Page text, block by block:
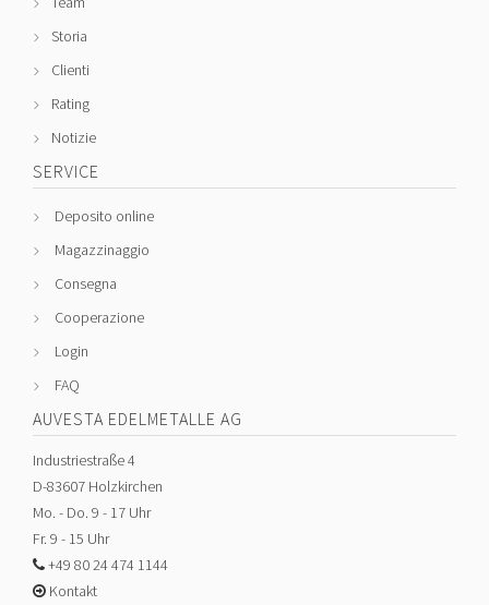
Storia
Clienti
Rating
Notizie
SERVICE
Deposito online
Magazzinaggio
Consegna
Cooperazione
Login
FAQ
AUVESTA EDELMETALLE AG
Industriestraße 4
D-83607 Holzkirchen
Mo. - Do. 9 - 17 Uhr
Fr. 9 - 15 Uhr
+49 80 24 474 1144
Kontakt